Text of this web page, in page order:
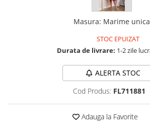
Masura: Marime unica
STOC EPUIZAT
Durata de livrare: 1-2 zile
ALERTA STOC
Cod Produs: FL711881
Adauga la Favorite